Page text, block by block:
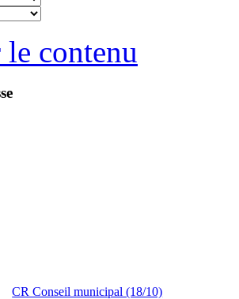
le contenu
CR Conseil municipal (18/10)